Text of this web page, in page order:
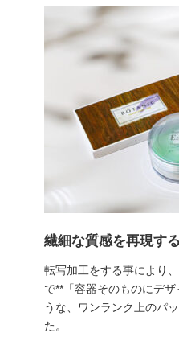
繊細な質感を再現す
転写加工をする事により
で**「容器そのものにデ
うな、ワンランク上のパ
た。